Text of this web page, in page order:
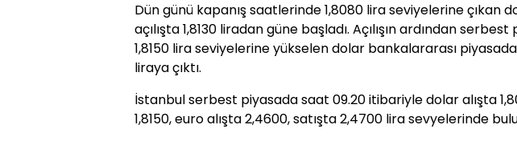
Dün günü kapanış saatlerinde 1,8080 lira seviyelerine çıkan
açılışta 1,8130 liradan güne başladı. Açılışın ardından
1,8150 lira seviyelerine yükselen dolar bankalararası piyasada
liraya çıktı.
İstanbul serbest piyasada saat 09.20 itibariyle dolar alışta
1,8150, euro alışta 2,4600, satışta 2,4700 lira sevyelerinde